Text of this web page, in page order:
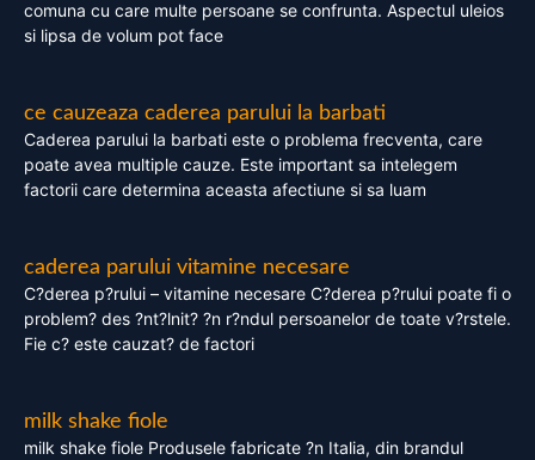
comuna cu care multe persoane se confrunta. Aspectul uleios
si lipsa de volum pot face
ce cauzeaza caderea parului la barbati
Caderea parului la barbati este o problema frecventa, care
poate avea multiple cauze. Este important sa intelegem
factorii care determina aceasta afectiune si sa luam
caderea parului vitamine necesare
C?derea p?rului – vitamine necesare C?derea p?rului poate fi o
problem? des ?nt?lnit? ?n r?ndul persoanelor de toate v?rstele.
Fie c? este cauzat? de factori
milk shake fiole
milk shake fiole Produsele fabricate ?n Italia, din brandul